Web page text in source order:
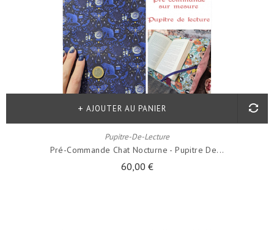
Pupitre-De-Lecture
Pré-Commande Chat Nocturne - Pupitre De...
60,00 €
AJOUTER AU PANIER